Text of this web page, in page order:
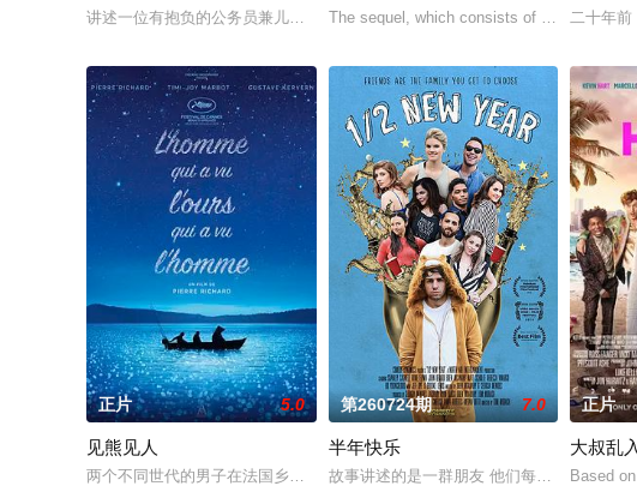
讲述一位有抱负的公务员兼儿童故事作家（朴智炫 饰演）故事，毕业后梦想写
The sequel, which consists of consecutive
二十年
正片 5.0
见熊见人
两个不同世代的男子在法国乡村保护一只逃跑的马戏团熊时，建立起一段意想
第260724期 7.0
半年快乐
故事讲述的是一群朋友 他们每年举办1/2的
正片
大叔乱
Based